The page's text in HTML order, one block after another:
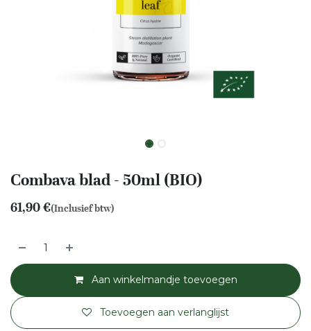
Combava blad - 50ml (BIO)
61,90€(Inclusief btw)
Aan winkelmandje toevoegen
Toevoegen aan verlanglijst